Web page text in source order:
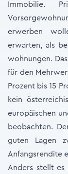
Immobilie.
erwerben
erwarten, als
wohnungen.
für den
Prozent bis 15
kein
europäischen
beobachten.
guten Lagen
Anfangsrendite
Anders stellt es